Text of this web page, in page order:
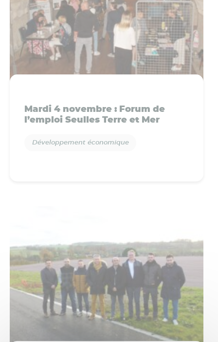
Mardi 4 novembre : Forum de
l’emploi Seulles Terre et Mer
Développement économique